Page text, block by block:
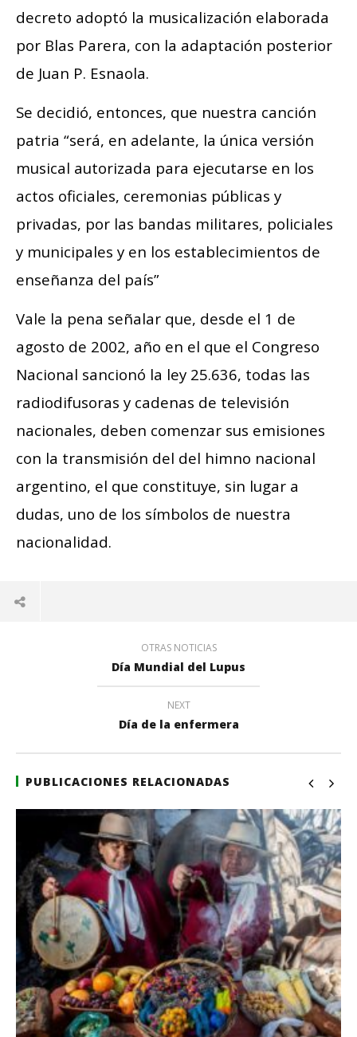
decreto adoptó la musicalización elaborada
por Blas Parera, con la adaptación posterior
de Juan P. Esnaola.
Se decidió, entonces, que nuestra canción
patria “será, en adelante, la única versión
musical autorizada para ejecutarse en los
actos oficiales, ceremonias públicas y
privadas, por las bandas militares, policiales
y municipales y en los establecimientos de
enseñanza del país”
Vale la pena señalar que, desde el 1 de
agosto de 2002, año en el que el Congreso
Nacional sancionó la ley 25.636, todas las
radiodifusoras y cadenas de televisión
nacionales, deben comenzar sus emisiones
con la transmisión del del himno nacional
argentino, el que constituye, sin lugar a
dudas, uno de los símbolos de nuestra
nacionalidad.
OTRAS NOTICIAS
Día Mundial del Lupus
NEXT
Día de la enfermera
PUBLICACIONES RELACIONADAS